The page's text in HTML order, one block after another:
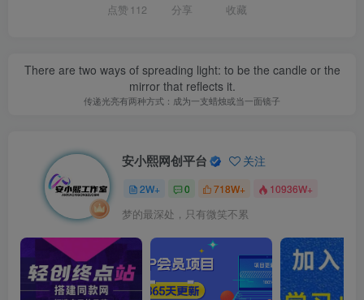
点赞 112 分享 收藏
There are two ways of spreading light: to be the candle or the
mirror that reflects it.
传递光亮有两种方式：成为一支蜡烛或当一面镜子
安小熙网创平台 关注
2W+ 0 718W+ 10936W+
梦的最深处，只有微笑不累